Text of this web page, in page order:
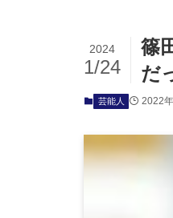
篠
だ
2024
1/24
芸能人 2022